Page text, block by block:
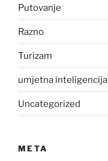
Putovanje
Razno
Turizam
umjetna inteligencija
Uncategorized
META